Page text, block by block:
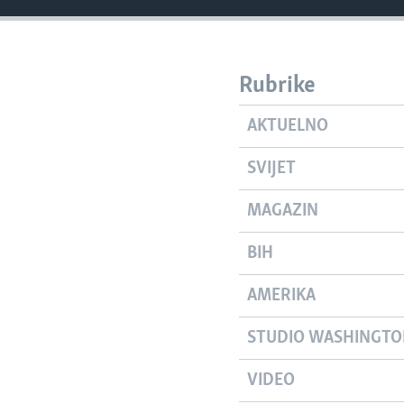
Rubrike
AKTUELNO
SVIJET
MAGAZIN
BIH
AMERIKA
STUDIO
VIDEO